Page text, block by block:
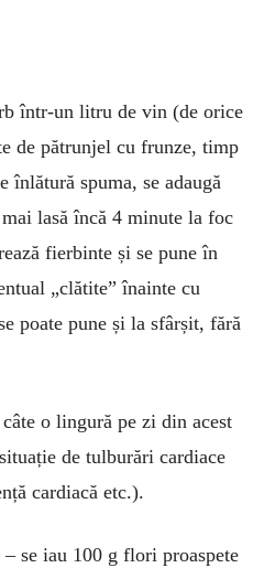
într-un litru de vin (de orice
de pătrunjel cu frunze, timp
înlătu­ră spu­ma, se adaugă
lasă încă 4 mi­nute la foc
fier­binte și se pune în
„clă­tite” înainte cu
poate pune și la sfârșit, fără
câte o lin­gură pe zi din acest
de tulburări cardiace
cardiacă etc.).
– se iau 100 g flori proas­pete